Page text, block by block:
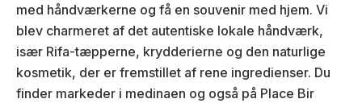
med håndværkerne og få en souvenir med hjem. Vi
blev charmeret af det autentiske lokale håndværk,
især Rifa-tæpperne, krydderierne og den naturlige
kosmetik, der er fremstillet af rene ingredienser. Du
finder markeder i medinaen og også på Place Bir